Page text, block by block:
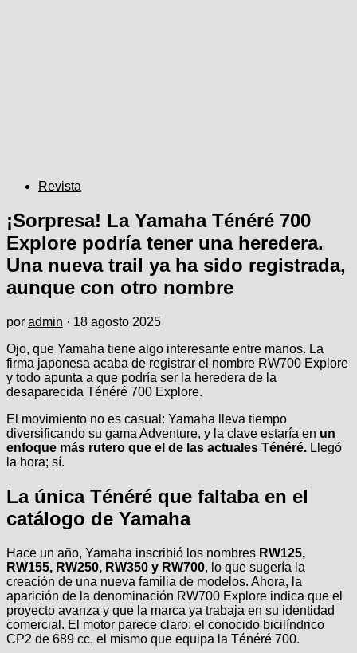
Revista
¡Sorpresa! La Yamaha Ténéré 700
Explore podría tener una heredera.
Una nueva trail ya ha sido registrada,
aunque con otro nombre
por admin · 18 agosto 2025
Ojo, que Yamaha tiene algo interesante entre manos. La
firma japonesa acaba de registrar el nombre RW700 Explore
y todo apunta a que podría ser la heredera de la
desaparecida Ténéré 700 Explore.
El movimiento no es casual: Yamaha lleva tiempo
diversificando su gama Adventure, y la clave estaría en un
enfoque más rutero que el de las actuales Ténéré. Llegó
la hora; sí.
La única Ténéré que faltaba en el
catálogo de Yamaha
Hace un año, Yamaha inscribió los nombres RW125,
RW155, RW250, RW350 y RW700, lo que sugería la
creación de una nueva familia de modelos. Ahora, la
aparición de la denominación RW700 Explore indica que el
proyecto avanza y que la marca ya trabaja en su identidad
comercial. El motor parece claro: el conocido bicilíndrico
CP2 de 689 cc, el mismo que equipa la Ténéré 700.